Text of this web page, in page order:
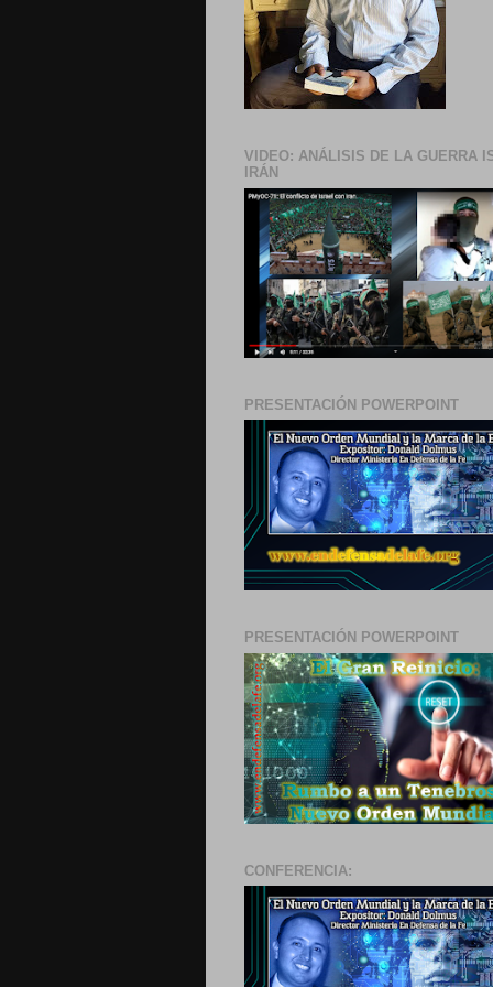
VIDEO: ANÁLISIS DE LA GUERRA
IRÁN
PRESENTACIÓN POWERPOINT
PRESENTACIÓN POWERPOINT
CONFERENCIA: